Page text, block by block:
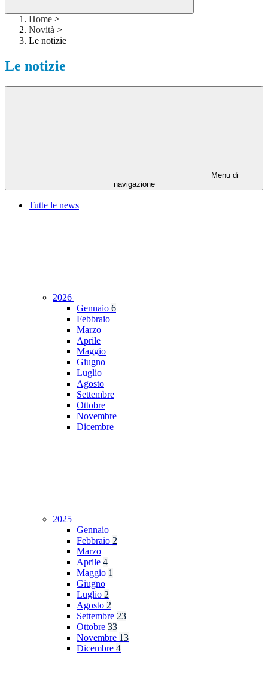
Home >
Novità >
Le notizie
Le notizie
Menu di
navigazione
Tutte le news
2026
Gennaio 6
Febbraio
Marzo
Aprile
Maggio
Giugno
Luglio
Agosto
Settembre
Ottobre
Novembre
Dicembre
2025
Gennaio
Febbraio 2
Marzo
Aprile 4
Maggio 1
Giugno
Luglio 2
Agosto 2
Settembre 23
Ottobre 33
Novembre 13
Dicembre 4